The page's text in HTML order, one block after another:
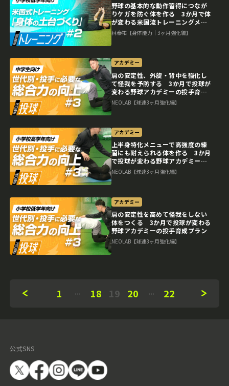
野球の基本的な動作習得につなが
りケガを防ぐ体を作る 3か月で体
が変わる米国流トレーニングメソ
ッド
林泰祐【身体能力｜3ヶ月強化編】
アカデミー
肩の安定性、外旋・背中を強化し
て怪我を予防する 3か月で投球が
変わる野球アカデミーの投手育成
プラン
NEOLAB【球速3ヶ月強化編】
アカデミー
上半身特化メニューで高強度の練
習にも耐えられる体を作る 3か月
で投球が変わる野球アカデミーの
投手育成プラン
NEOLAB【球速3ヶ月強化編】
アカデミー
肩の安定性を高めて怪我をしない
体をつくる 3か月で投球が変わる
野球アカデミーの投手育成プラン
NEOLAB【球速3ヶ月強化編】
1 18 19 20 22
公式SNS